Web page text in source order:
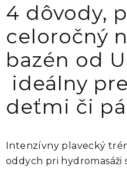
4 dôvody,
celoročný
bazén od
ideálny
deťmi či
Intenzívny plavecký
oddych pri hydromasáži